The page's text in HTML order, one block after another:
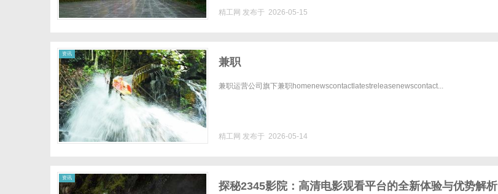
精工网 发布于 2026-05-15
资讯
兼职
兼职运营公司旗下兼职homenewscontactlatestreleasenewscontact...
精工网 发布于 2026-05-14
资讯
探秘2345影院：高清电影观看平台的全新体验与优势解析